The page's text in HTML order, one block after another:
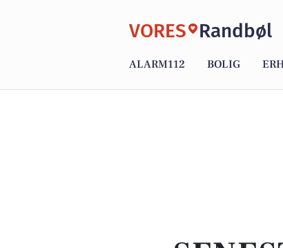
VORES Randbøl
ALARM112 BOLIG